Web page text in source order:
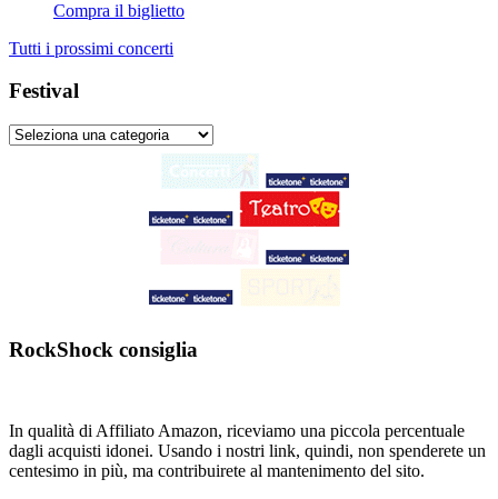
Compra il biglietto
Tutti i prossimi concerti
Festival
RockShock consiglia
In qualità di Affiliato Amazon, riceviamo una piccola percentuale
dagli acquisti idonei. Usando i nostri link, quindi, non spenderete un
centesimo in più, ma contribuirete al mantenimento del sito.